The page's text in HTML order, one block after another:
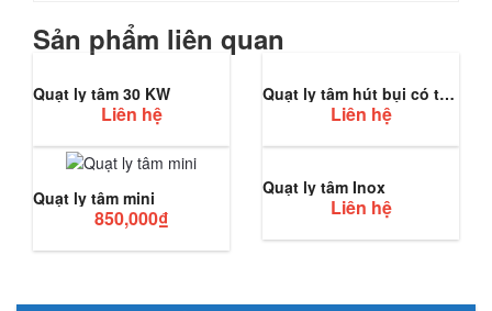
Sản phẩm liên quan
Quạt ly tâm 30 KW
Liên hệ
Quạt ly tâm hút bụi có túi vải
Liên hệ
Quạt ly tâm mini
850,000₫
Quạt ly tâm Inox
Liên hệ